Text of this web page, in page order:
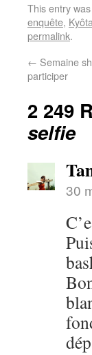
This entry
enquête,
permalink.
← Semaine
participer
2 249
selfie
30